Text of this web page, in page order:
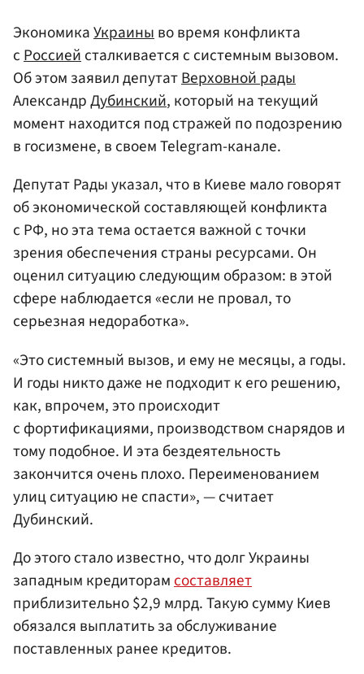
ЭкономикаУкраиныво время конфликта
сРоссиейсталкивается с системным вызовом.
Об этом заявил депутатВерховной рады
АлександрДубинский, который на текущий
момент находится под стражей по подозрению
в госизмене, в своем Telegram-канале.
Депутат Рады указал, что в Киеве мало говорят
об экономической составляющей конфликта
с РФ, но эта тема остается важной с точки
зрения обеспечения страны ресурсами. Он
оценил ситуацию следующим образом: в этой
сфере наблюдается «если не провал, то
серьезная недоработка».
«Это системный вызов, и ему не месяцы, а годы.
И годы никто даже не подходит к его решению,
как, впрочем, это происходит
с фортификациями, производством снарядов и
тому подобное. И эта бездеятельность
закончится очень плохо. Переименованием
улиц ситуацию не спасти», — считает
Дубинский.
До этого стало известно, что долг Украины
западным кредиторамсоставляет
приблизительно $2,9 млрд. Такую сумму Киев
обязался выплатить за обслуживание
поставленных ранее кредитов.